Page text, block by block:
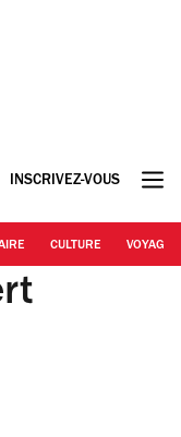
INSCRIVEZ-VOUS
CULTURE VOYAGE